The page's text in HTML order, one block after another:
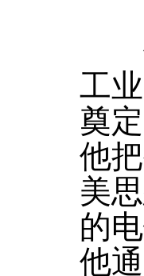
作
工
奠
他
美
的
他